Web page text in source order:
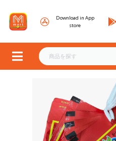
Download in App
store